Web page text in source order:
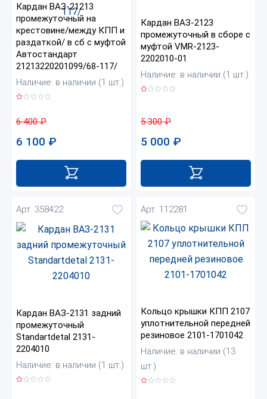
Кардан ВАЗ-21213
промежуточный на
крестовине/между КПП и
раздаткой/ в сб с муфтой
Автостандарт
21213220201099/68-117/
Наличие: в наличии (1 шт.)
6 400₽
6 100 ₽
Кардан ВАЗ-2123
промежуточный в сборе с
муфтой VMR-2123-
2202010-01
Наличие: в наличии (1 шт.)
5 300₽
5 000 ₽
Арт. 358422
Кардан ВАЗ-2131 задний
промежуточный
Standartdetal 2131-
2204010
Наличие: в наличии (1 шт.)
Арт. 112281
Кольцо крышки КПП 2107
уплотнительной передней
резиновое 2101-1701042
Наличие: в наличии (13
шт.)